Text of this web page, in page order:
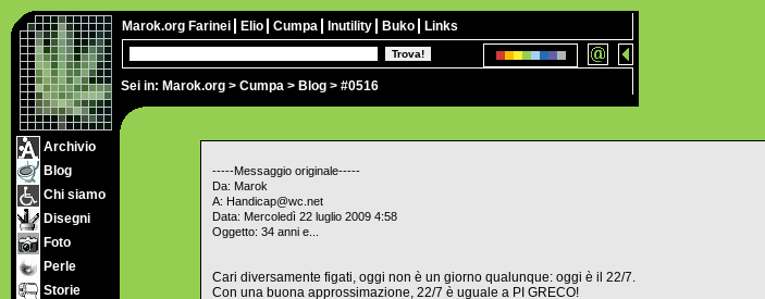
Sei in: Marok.org > Cumpa > Blog > #0516
Marok.org Farinei Elio Cumpa Inutility Buko Links
Archivio
Blog
Chi siamo
Disegni
Foto
Perle
Storie
-----Messaggio originale-----
Da: Marok
A: Handicap@wc.net
Data: Mercoledì 22 luglio 2009 4:58
Oggetto: 34 anni e...
Cari diversamente figati, oggi non è un giorno qualunque: oggi è il 22/7.
Con una buona approssimazione, 22/7 è uguale a PI GRECO!